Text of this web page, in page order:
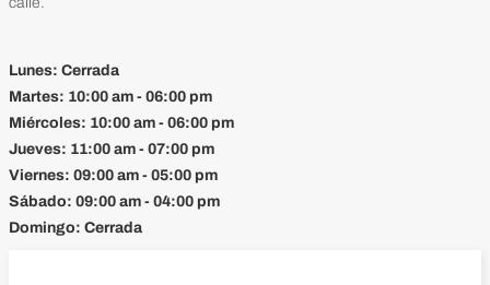
Lunes: Cerrada
Martes: 10:00 am - 06:00 pm
Miércoles: 10:00 am - 06:00 pm
Jueves: 11:00 am - 07:00 pm
Viernes: 09:00 am - 05:00 pm
Sábado: 09:00 am - 04:00 pm
Domingo: Cerrada